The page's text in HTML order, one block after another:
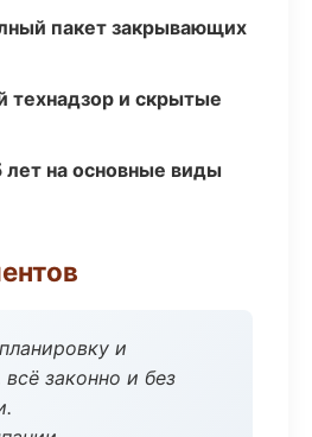
пакет закрывающих
технадзор и скрытые
лет на основные виды
и
всё законно и без